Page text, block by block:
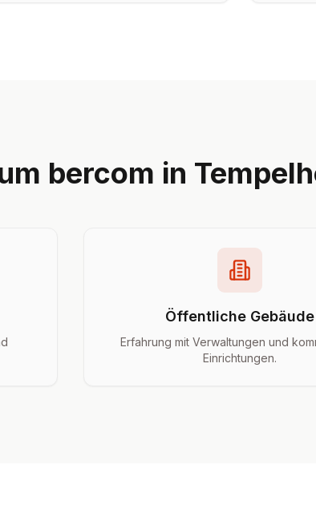
bercom in
Öffentliche Gebäude
Erfahrung mit Verwaltungen und
Einrichtungen.